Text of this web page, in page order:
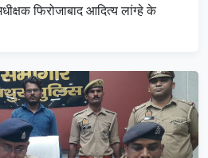
फिरोजाबाद आदित्य लांग्हे के